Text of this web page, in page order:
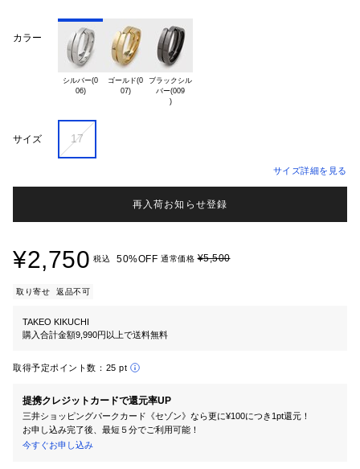
カラー
シルバー(0
06)
ゴールド(0
07)
ブラックシル
バー(009
)
サイズ 17
サイズ詳細を見る
再入荷お知らせ登録
¥2,750 税込 50%OFF 通常価格¥5,500
取り寄せ 返品不可
TAKEO KIKUCHI
購入合計金額9,990円以上で送料無料
取得予定ポイント数： 25 pt
提携クレジットカードで還元率UP
三井ショッピングパークカード《セゾン》なら更に¥100につき1pt還元！
お申し込み完了後、最短５分でご利用可能！
今すぐお申し込み